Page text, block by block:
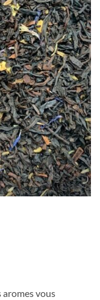
aromes vous